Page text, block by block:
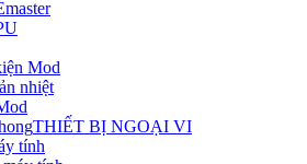
Mod
nhiệt
THIẾT BỊ NGOẠI VI
tính